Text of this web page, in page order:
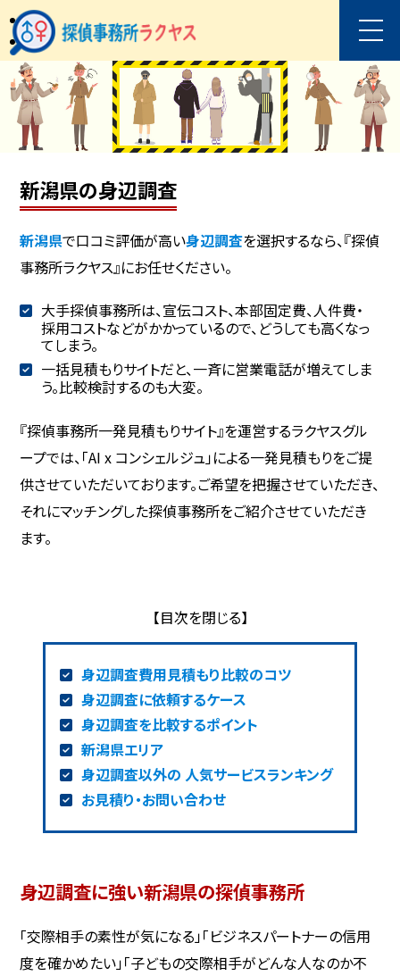
新潟県の身辺調査
新潟県で口コミ評価が高い身辺調査を選択するなら、『探偵
事務所ラクヤス』にお任せください。
大手探偵事務所は、宣伝コスト、本部固定費、人件費・
採用コストなどがかかっているので、どうしても高くなっ
てしまう。
一括見積もりサイトだと、一斉に営業電話が増えてしま
う。比較検討するのも大変。
『探偵事務所一発見積もりサイト』を運営するラクヤスグル
ープでは、「AI x コンシェルジュ」による一発見積もりをご提
供させていただいております。ご希望を把握させていただき、
それにマッチングした探偵事務所をご紹介させていただき
ます。
身辺調査費用見積もり比較のコツ
身辺調査に依頼するケース
身辺調査を比較するポイント
新潟県エリア
身辺調査以外の 人気サービスランキング
お見積り・お問い合わせ
身辺調査に強い新潟県の探偵事務所
「交際相手の素性が気になる」「ビジネスパートナーの信用
度を確かめたい」「子どもの交際相手がどんな人なのか不